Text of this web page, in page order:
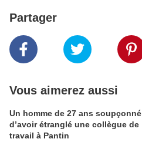
Partager
Vous aimerez aussi
Un homme de 27 ans soupçonné
d’avoir étranglé une collègue de
travail à Pantin